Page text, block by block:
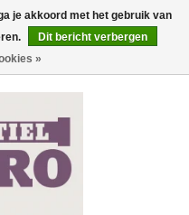
0 Artikelen - €0,00
je akkoord met het gebruik van
Dit bericht verbergen
»